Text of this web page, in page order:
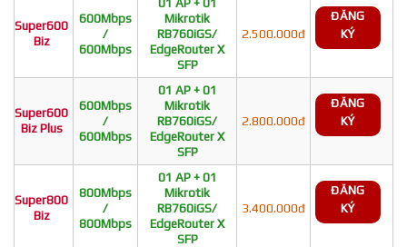
Super600
Biz
600Mbps
/
600Mbps
Mikrotik
RB760iGS/
EdgeRouter X
SFP
2.500.000đ
ĐĂNG
KÝ
Super600
Biz Plus
600Mbps
/
600Mbps
01 AP + 01
Mikrotik
RB760iGS/
EdgeRouter X
SFP
2.800.000đ
ĐĂNG
KÝ
Super800
Biz
800Mbps
/
800Mbps
01 AP + 01
Mikrotik
RB760iGS/
EdgeRouter X
SFP
3.400.000đ
ĐĂNG
KÝ